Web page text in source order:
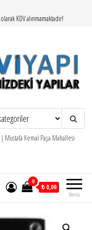
KDV alınmamaktadır!
|| Mustafa Kemal Paşa Mahallesi
Menü
0
₺ 0,00